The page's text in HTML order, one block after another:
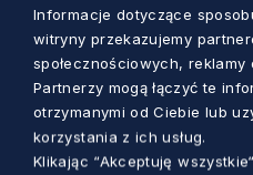
Pomogą w
Dorota Kulka
Informacje dotyczące
witryny przekazujemy
społecznościowych,
Partnerzy mogą łączyć te
otrzymanymi od Ciebie lub
korzystania z ich usług.
Klikając “Akceptuję